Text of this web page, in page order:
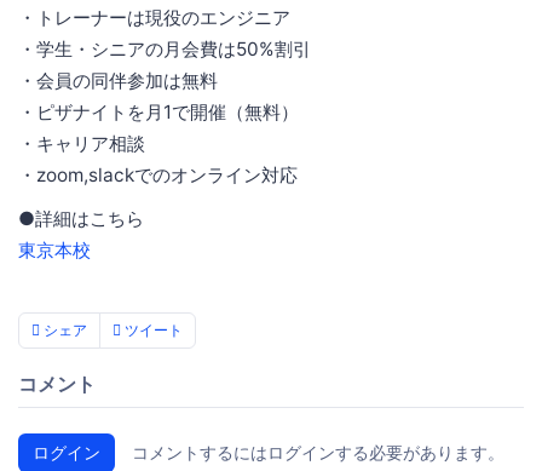
・トレーナーは現役のエンジニア
・学生・シニアの月会費は50%割引
・会員の同伴参加は無料
・ピザナイトを月1で開催（無料）
・キャリア相談
・zoom,slackでのオンライン対応
●詳細はこちら
東京本校
シェア ツイート
コメント
ログイン コメントするにはログインする必要があります。